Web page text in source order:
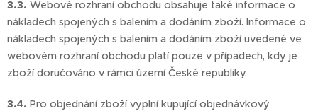
3.3. Webové rozhraní obchodu obsahuje také informace o
nákladech spojených s balením a dodáním zboží. Informace o
nákladech spojených s balením a dodáním zboží uvedené ve
webovém rozhraní obchodu platí pouze v případech, kdy je
zboží doručováno v rámci území České republiky.
3.4. Pro objednání zboží vyplní kupující objednávkový